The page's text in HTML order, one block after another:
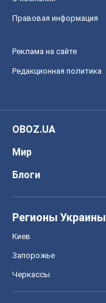
Правовая информация
Реклама на сайте
Редакционная политика
OBOZ.UA
Мир
Блоги
Регионы Украины
Киев
Запорожье
Черкассы